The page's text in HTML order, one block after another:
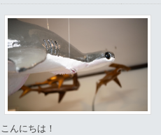
こんにちは！